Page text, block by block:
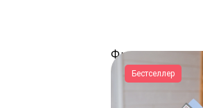
Фильтры
Бестселлер